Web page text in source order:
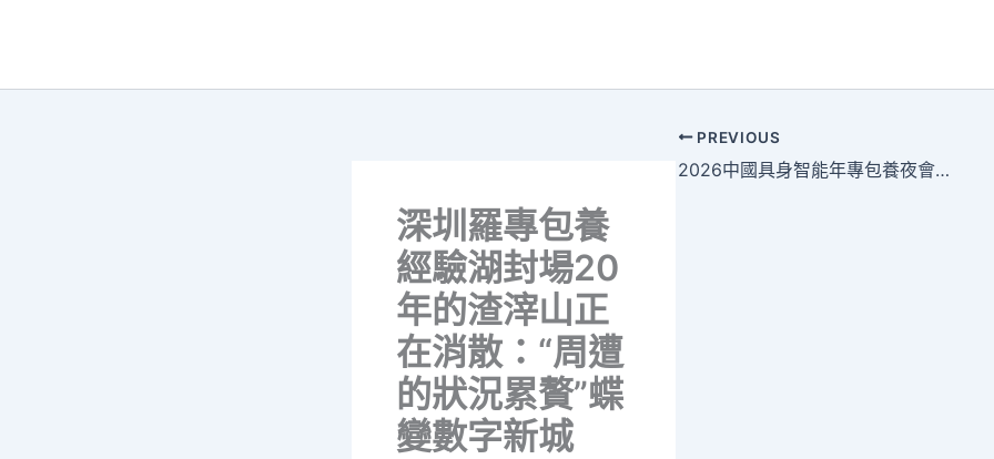
深圳羅專包養
經驗湖封場20
年的渣滓山正
在消散：“周遭
的狀況累贅”蝶
變數字新城
PREVIOUS
2026中國具身智能年專包養夜會舉行